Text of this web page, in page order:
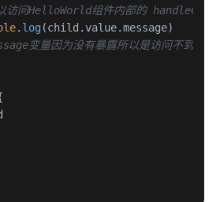
访问HelloWorld组件内部的
. log(child.value.message)
变量因为没有暴露所以是访问不到的，